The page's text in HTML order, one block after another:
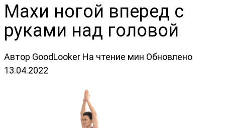
Махи ногой вперед с
руками над головой
Автор GoodLooker На чтение мин Обновлено
13.04.2022